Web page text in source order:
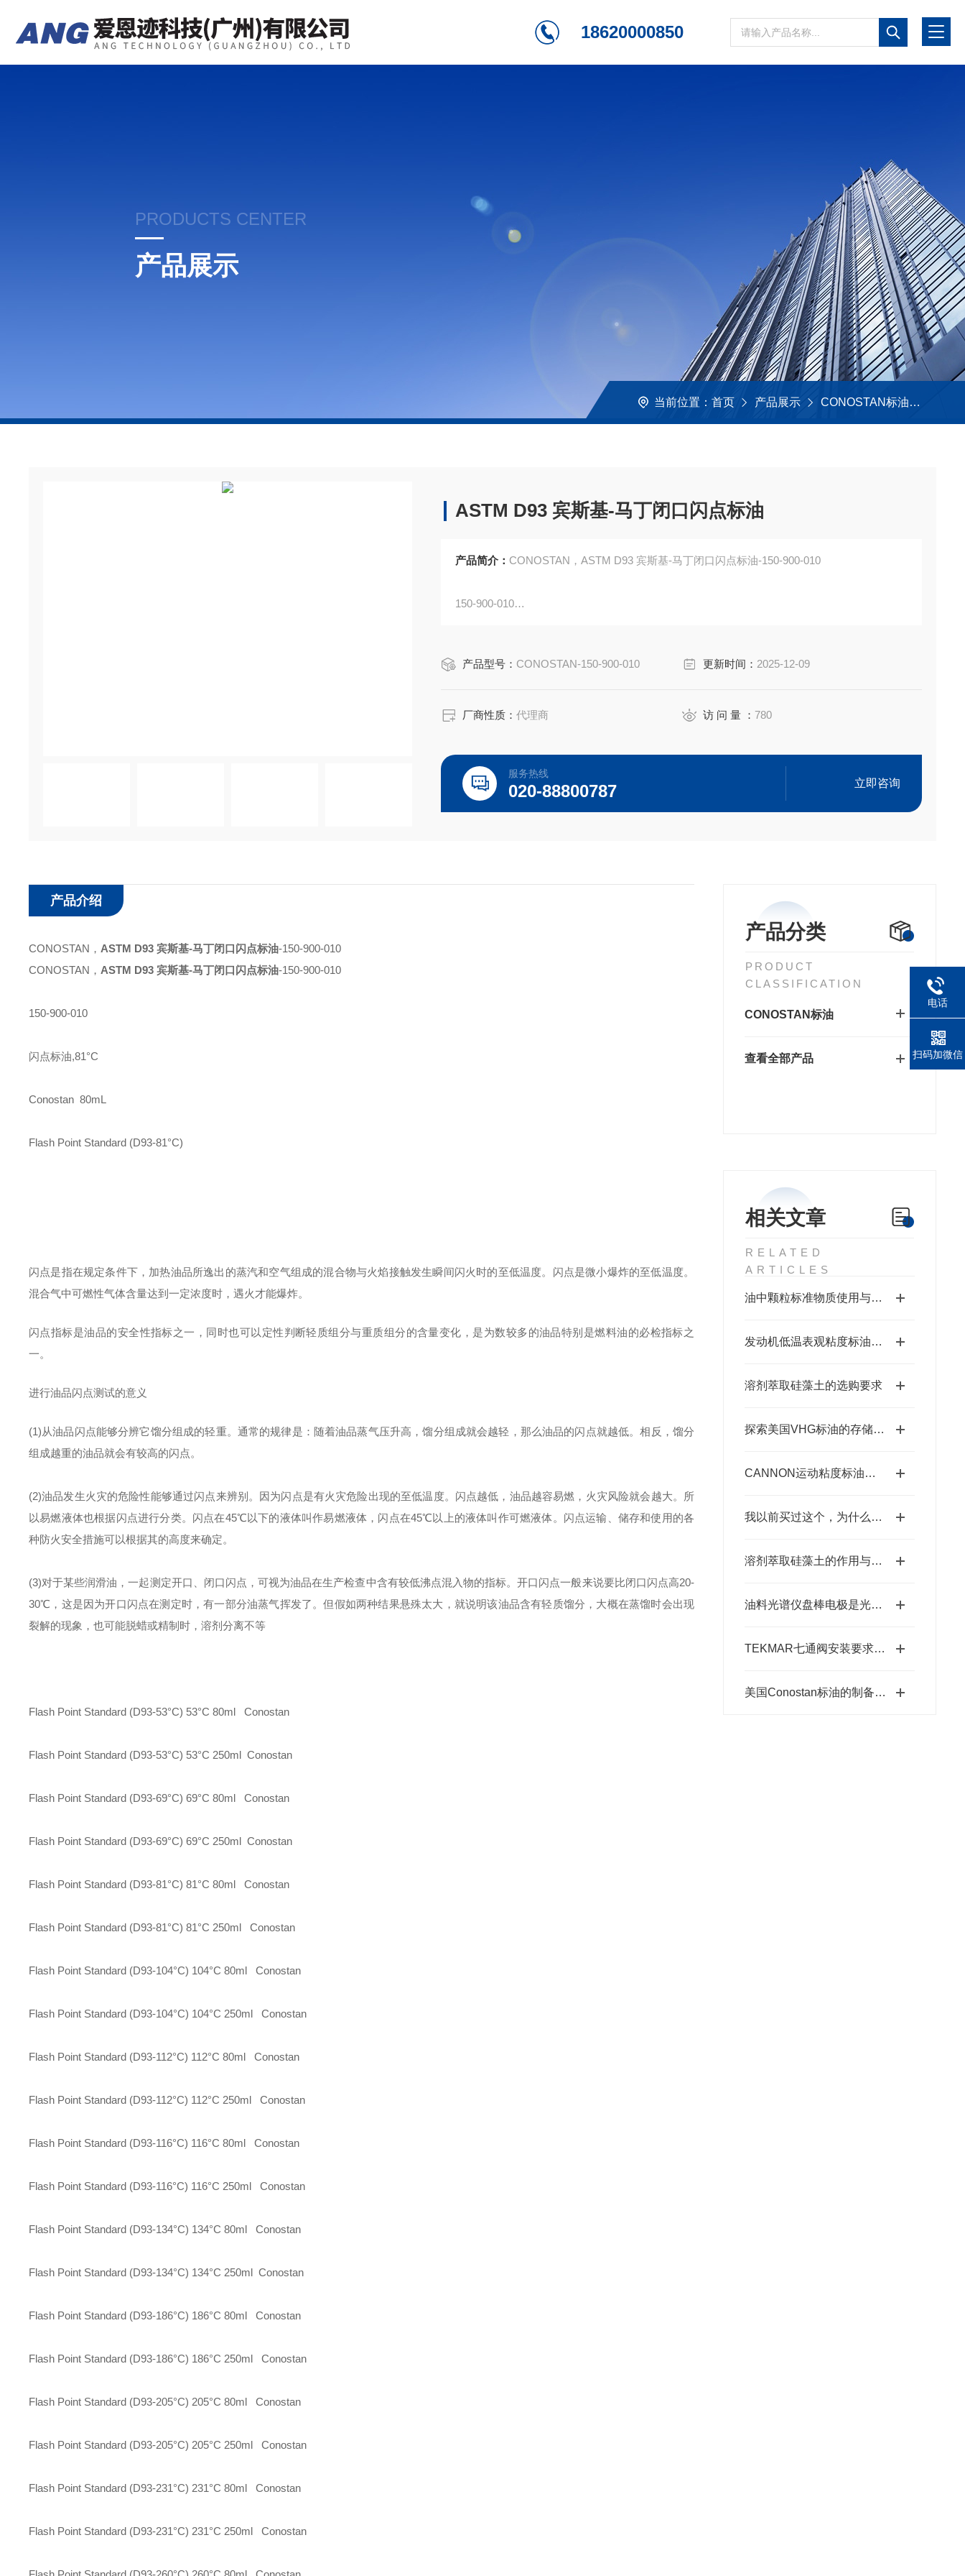
18620000850
PRODUCTS CENTER
产品展示
当前位置： 首页 产品展示 CONOSTAN标油
ASTM D93 宾斯基-马丁闭口闪点标油
产品简介： CONOSTAN，ASTM D93 宾斯基-马丁闭口闪点标油-150-900-010
150-900-010
Flash Point Standard (D93-81°C)
时的至低温度。闪点是微小爆炸的至低温度。混合气中可燃性气体含量达到一定浓度时，遇火
才能爆
产品型号： CONOSTAN-150-900-010 更新时间： 2025-12-09
厂商性质：代理商 访 问 量 ： 780
服务热线
020-88800787 立即咨询
产品分类
PRODUCT
CLASSIFICATION
CONOSTAN标油
查看全部产品
相关文章
RELATED
ARTICLES
油中颗粒标准物质使用与存放要求
发动机低温表观粘度标油相关标准及美国凯能Cannon相关CCS标油
溶剂萃取硅藻土的选购要求
探索美国VHG标油的存储注意事项
CANNON运动粘度标油存放要求详细说明
我以前买过这个，为什么这次的浓度不同？
溶剂萃取硅藻土的作用与使用要求
油料光谱仪盘棒电极是光谱仪在样品激发时需要用到的耗材
TEKMAR七通阀安装要求科普
美国Conostan标油的制备工艺
产品介绍
CONOSTAN， ASTM D93 宾斯基-马丁闭口闪点标油-150-900-010
CONOSTAN， ASTM D93 宾斯基-马丁闭口闪点标油-150-900-010
150-900-010
闪点标油,81°C
Conostan 80mL
Flash Point Standard (D93-81°C)
闪点是指在规定条件下，加热油品所逸出的蒸汽和空气组成的混合物与火焰接触发生瞬间闪火时的至低温度。闪点是微小爆炸的至低温度。
混合气中可燃性气体含量达到一定浓度时，遇火才能爆炸。
闪点指标是油品的安全性指标之一，同时也可以定性判断轻质组分与重质组分的含量变化，是为数较多的油品特别是燃料油的必检指标之
一。
进行油品闪点测试的意义
(1)从油品闪点能够分辨它馏分组成的轻重。通常的规律是：随着油品蒸气压升高，馏分组成就会越轻，那么油品的闪点就越低。相反，馏分
组成越重的油品就会有较高的闪点。
(2)油品发生火灾的危险性能够通过闪点来辨别。因为闪点是有火灾危险出现的至低温度。闪点越低，油品越容易燃，火灾风险就会越大。所
以易燃液体也根据闪点进行分类。闪点在45℃以下的液体叫作易燃液体，闪点在45℃以上的液体叫作可燃液体。闪点运输、储存和使用的各
种防火安全措施可以根据其的高度来确定。
(3)对于某些润滑油，一起测定开口、闭口闪点，可视为油品在生产检查中含有较低沸点混入物的指标。开口闪点一般来说要比闭口闪点高20-
30℃，这是因为开口闪点在测定时，有一部分油蒸气挥发了。但假如两种结果悬殊太大，就说明该油品含有轻质馏分，大概在蒸馏时会出现
裂解的现象，也可能脱蜡或精制时，溶剂分离不等
Flash Point Standard (D93-53°C) 53°C 80ml Conostan
Flash Point Standard (D93-53°C) 53°C 250ml Conostan
Flash Point Standard (D93-69°C) 69°C 80ml Conostan
Flash Point Standard (D93-69°C) 69°C 250ml Conostan
Flash Point Standard (D93-81°C) 81°C 80ml Conostan
Flash Point Standard (D93-81°C) 81°C 250ml Conostan
Flash Point Standard (D93-104°C) 104°C 80ml Conostan
Flash Point Standard (D93-104°C) 104°C 250ml Conostan
Flash Point Standard (D93-112°C) 112°C 80ml Conostan
Flash Point Standard (D93-112°C) 112°C 250ml Conostan
Flash Point Standard (D93-116°C) 116°C 80ml Conostan
Flash Point Standard (D93-116°C) 116°C 250ml Conostan
Flash Point Standard (D93-134°C) 134°C 80ml Conostan
Flash Point Standard (D93-134°C) 134°C 250ml Conostan
Flash Point Standard (D93-186°C) 186°C 80ml Conostan
Flash Point Standard (D93-186°C) 186°C 250ml Conostan
Flash Point Standard (D93-205°C) 205°C 80ml Conostan
Flash Point Standard (D93-205°C) 205°C 250ml Conostan
Flash Point Standard (D93-231°C) 231°C 80ml Conostan
Flash Point Standard (D93-231°C) 231°C 250ml Conostan
电话
扫码加微信